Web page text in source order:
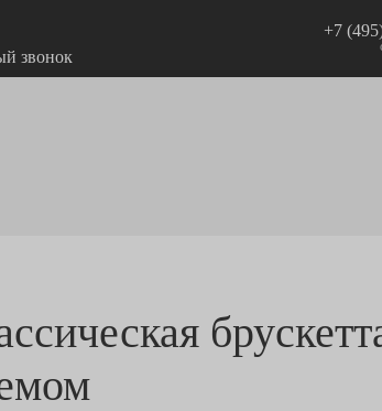
звонок
+7